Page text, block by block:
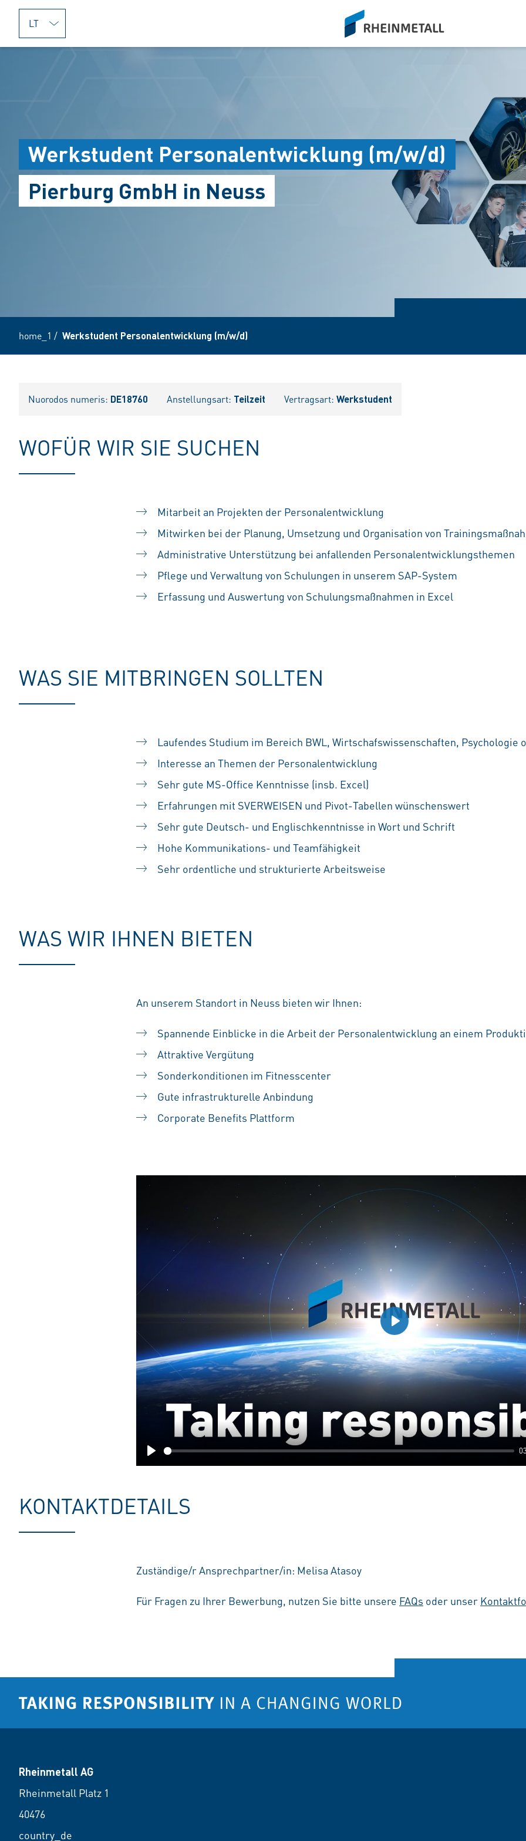
jumpToMain
siteLogo
Werkstudent Personalentwicklung (m/w/d)
Pierburg GmbH in Neuss
home_1 / Werkstudent Personalentwicklung (m/w/d)
Nuorodos numeris: DE18760 Anstellungsart: Teilzeit Vertragsart: Werkstudent
WOFÜR WIR SIE SUCHEN
Mitarbeit an Projekten der Personalentwicklung
Mitwirken bei der Planung, Umsetzung und Organisation von
Administrative Unterstützung bei anfallenden Personalentwicklungsthemen
Pflege und Verwaltung von Schulungen in unserem SAP-System
Erfassung und Auswertung von Schulungsmaßnahmen in Excel
WAS SIE MITBRINGEN SOLLTEN
Laufendes Studium im Bereich BWL, Wirtschafswissenschaften, Psychologie
Interesse an Themen der Personalentwicklung
Sehr gute MS-Office Kenntnisse (insb. Excel)
Erfahrungen mit SVERWEISEN und Pivot-Tabellen wünschenswert
Sehr gute Deutsch- und Englischkenntnisse in Wort und Schrift
Hohe Kommunikations- und Teamfähigkeit
Sehr ordentliche und strukturierte Arbeitsweise
WAS WIR IHNEN BIETEN
An unserem Standort in Neuss bieten wir Ihnen:
Spannende Einblicke in die Arbeit der Personalentwicklung an einem
Attraktive Vergütung
Sonderkonditionen im Fitnesscenter
Gute infrastrukturelle Anbindung
Corporate Benefits Plattform
Play
Play
KONTAKTDETAILS
Zuständige/r Ansprechpartner/in: Melisa Atasoy
Für Fragen zu Ihrer Bewerbung, nutzen Sie bitte unsere FAQs oder unser
Rheinmetall AG
Rheinmetall Platz 1
40476
country_de